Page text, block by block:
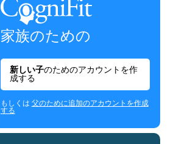
家族のための
新しい子のためのアカウントを作
成する
もしくは 父のために追加のアカウントを作成
する